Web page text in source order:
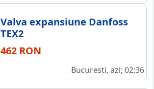
Valva expansiune Danfoss
TEX2
462 RON
Bucuresti, azi; 02:36